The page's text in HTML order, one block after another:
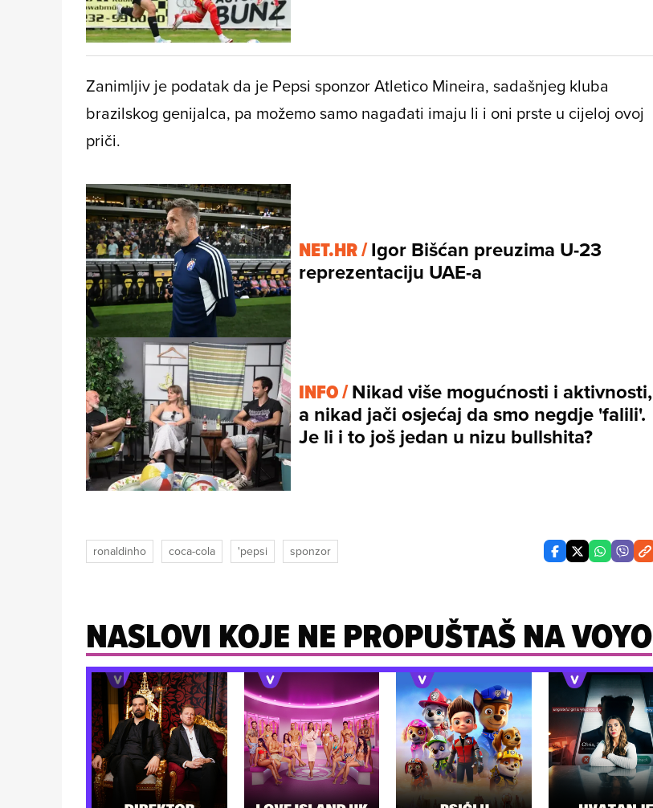
Zanimljiv je podatak da je Pepsi sponzor Atletico Mineira, sadašnjeg kluba
brazilskog genijalca, pa možemo samo nagađati imaju li i oni prste u cijeloj ovoj
priči.
NET.HR /Igor Bišćan preuzima U-23
reprezentaciju UAE-a
INFO /Nikad više mogućnosti i aktivnosti,
a nikad jači osjećaj da smo negdje 'falili'.
Je li i to još jedan u nizu bullshita?
ronaldinho coca-cola 'pepsi sponzor
NASLOVI KOJE NE PROPUŠTAŠ NA VOYO